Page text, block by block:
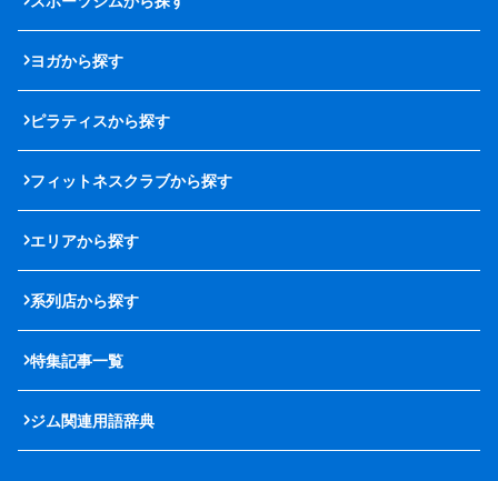
ヨガから探す
ピラティスから探す
フィットネスクラブから探す
エリアから探す
系列店から探す
特集記事一覧
ジム関連用語辞典